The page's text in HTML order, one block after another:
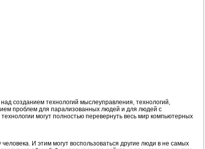
созданием технологий мыслеуправления, технологий,
проблем для парализованных людей и для людей с
могут полностью перевернуть весь мир компьютерных
И этим могут воспользоваться другие люди в не самых